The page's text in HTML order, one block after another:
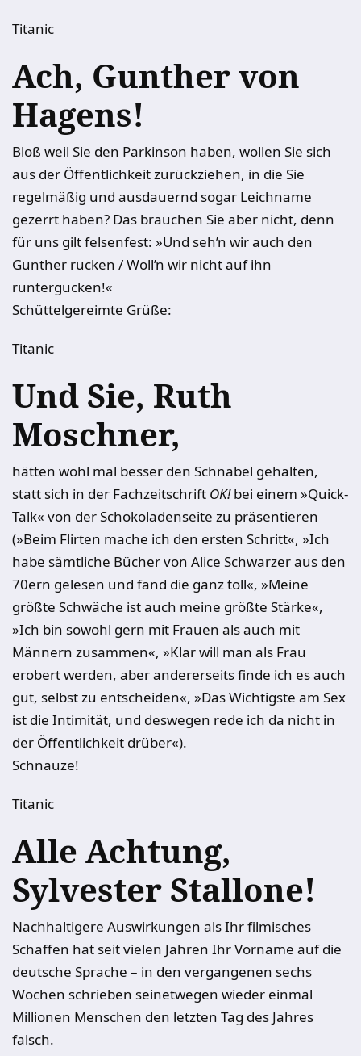
Titanic
Ach, Gunther von
Hagens!
Bloß weil Sie den Parkinson haben, wollen Sie sich
aus der Öffentlichkeit zurückziehen, in die Sie
regelmäßig und ausdauernd sogar Leichname
gezerrt haben? Das brauchen Sie aber nicht, denn
für uns gilt felsenfest: »Und seh’n wir auch den
Gunther rucken / Woll’n wir nicht auf ihn
runtergucken!«
Schüttelgereimte Grüße:
Titanic
Und Sie, Ruth
Moschner,
hätten wohl mal besser den Schnabel gehalten,
statt sich in der Fachzeitschrift OK!bei einem »Quick-
Talk« von der Schokoladenseite zu präsentieren
(»Beim Flirten mache ich den ersten Schritt«, »Ich
habe sämtliche Bücher von Alice Schwarzer aus den
70ern gelesen und fand die ganz toll«, »Meine
größte Schwäche ist auch meine größte Stärke«,
»Ich bin sowohl gern mit Frauen als auch mit
Männern zusammen«, »Klar will man als Frau
erobert werden, aber andererseits finde ich es auch
gut, selbst zu entscheiden«, »Das Wichtigste am Sex
ist die Intimität, und deswegen rede ich da nicht in
der Öffentlichkeit drüber«).
Schnauze!
Titanic
Alle Achtung,
Sylvester Stallone!
Nachhaltigere Auswirkungen als Ihr filmisches
Schaffen hat seit vielen Jahren Ihr Vorname auf die
deutsche Sprache – in den vergangenen sechs
Wochen schrieben seinetwegen wieder einmal
Millionen Menschen den letzten Tag des Jahres
falsch.